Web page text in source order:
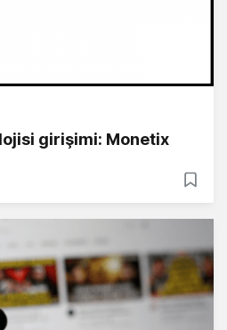
girişimi: Monetix